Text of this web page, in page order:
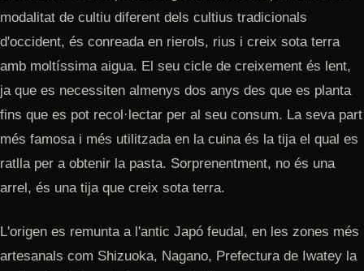
modalitat de cultiu diferent dels cultius tradicionals
d'occident, és conreada en rierols, rius i creix sota terra
amb moltíssima aigua. El seu cicle de creixement és lent,
ja que es necessiten almenys dos anys des que es planta
fins que es pot recol·lectar per al seu consum. La seva part
més famosa i més utilitzada en la cuina és la tija el qual es
ratlla per a obtenir la pasta. Sorprenentment, no és una
arrel, és una tija que creix sota terra.
L'origen es remunta a l'antic Japó feudal, en les zones més
artesanals com Shizuoka, Nagano, Prefectura de Iwatey la